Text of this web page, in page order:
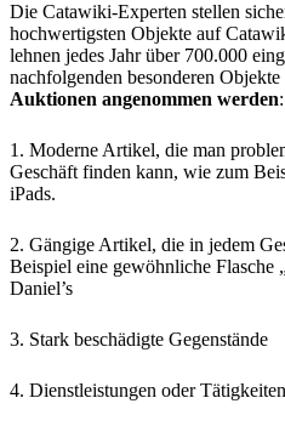
Die Catawiki-Experten stellen
hochwertigsten Objekte auf
lehnen jedes Jahr über 700.000
nachfolgenden besonderen Objekte
Auktionen angenommen werden:
1. Moderne Artikel, die man
Geschäft finden kann, wie zum
iPads.
2. Gängige Artikel, die in jedem
Beispiel eine gewöhnliche Flasche
Daniel’s
3. Stark beschädigte Gegenstände
4. Dienstleistungen oder Tätigkeiten